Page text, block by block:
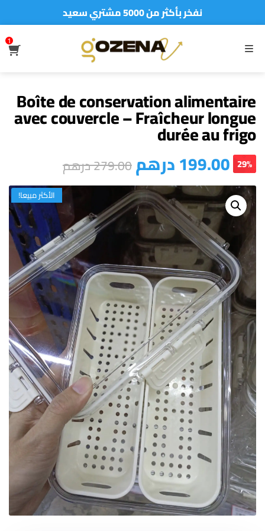
نفخر بأكثر من 5000 مشتري سعيد
MENU
1
Boîte de conservation alimentaire
avec couvercle – Fraîcheur longue
durée au frigo
199.00درهم279.00درهم 29%
الأكثر مبيعا!